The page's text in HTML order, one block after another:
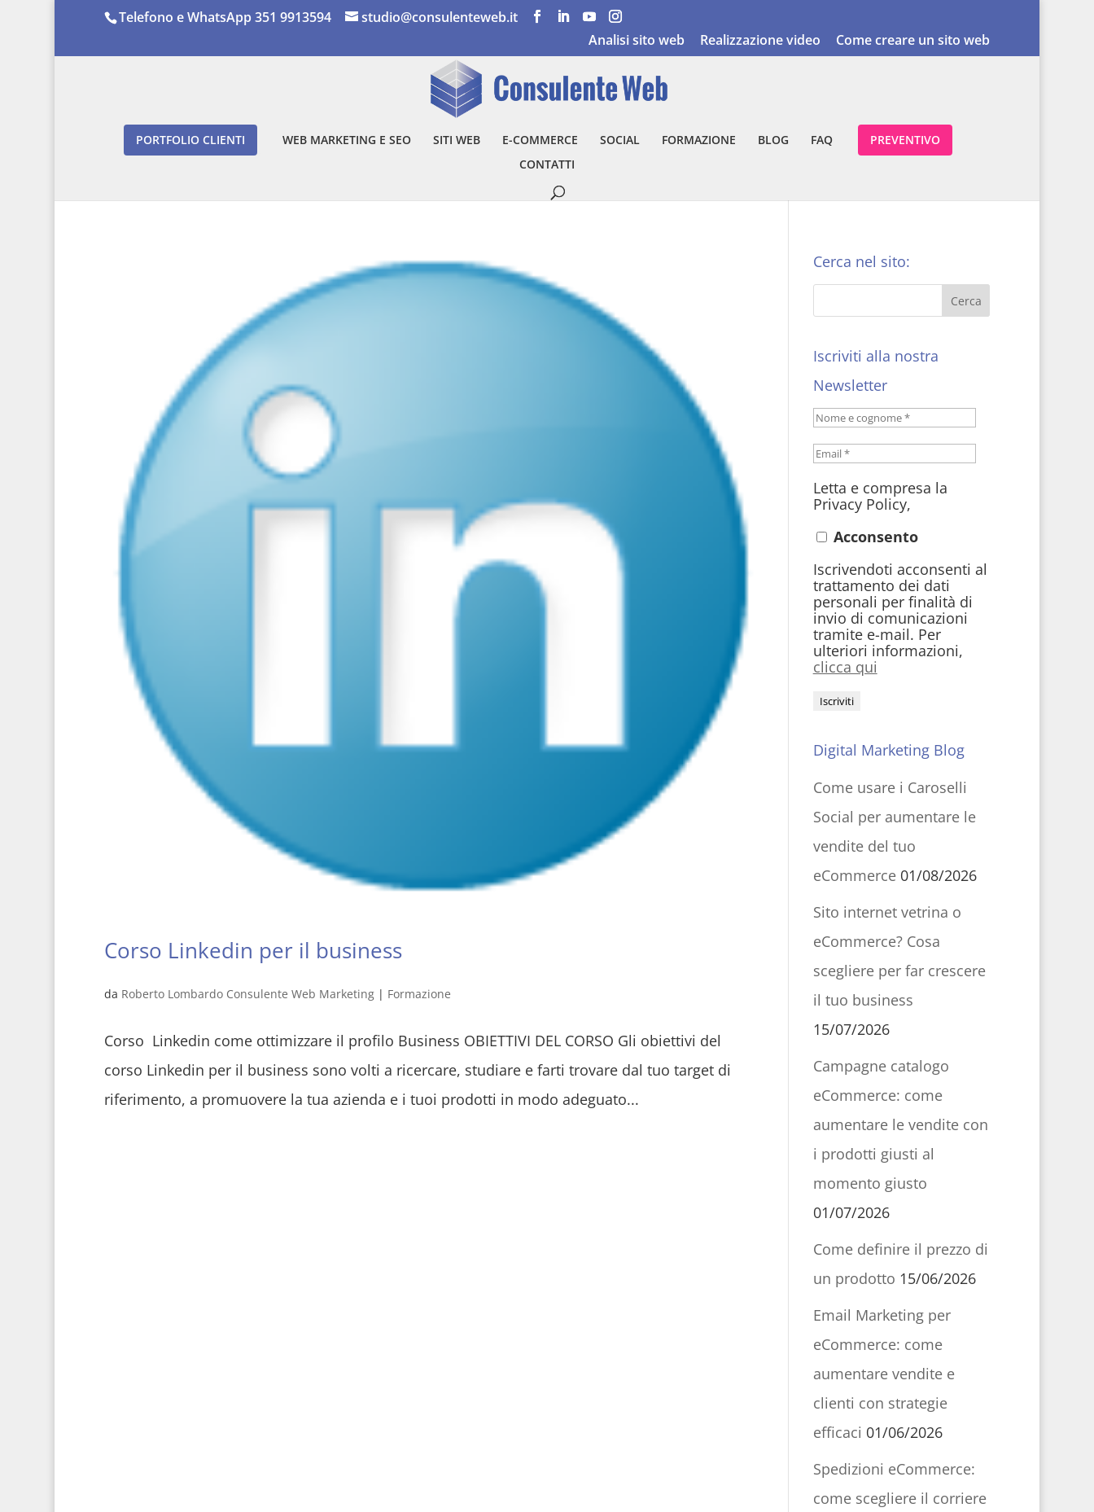
Telefono e WhatsApp 351 9913594
studio@consulenteweb.it
Analisi sito web
Realizzazione video Come creare un sito web
PORTFOLIO CLIENTI WEB MARKETING E SEO SITI WEB E-COMMERCE SOCIAL FORMAZIONE BLOG FAQ
PREVENTIVO
CONTATTI
Corso Linkedin per il business
da Roberto Lombardo Consulente Web Marketing| Formazione
Corso Linkedin come ottimizzare il profilo Business OBIETTIVI DEL CORSO Gli obiettivi del
corso Linkedin per il business sono volti a ricercare, studiare e farti trovare dal tuo target di
riferimento, a promuovere la tua azienda e i tuoi prodotti in modo adeguato...
Cerca nel sito:
Iscriviti alla nostra
Newsletter
Letta e compresa la
Privacy Policy,
Acconsento
Iscrivendoti acconsenti al
trattamento dei dati
personali per finalità di
invio di comunicazioni
tramite e-mail. Per
ulteriori informazioni,
clicca qui
Digital Marketing Blog
Come usare i Caroselli
Social per aumentare le
vendite del tuo
eCommerce 01/08/2026
Sito internet vetrina o
eCommerce? Cosa
scegliere per far crescere
il tuo business
15/07/2026
Campagne catalogo
eCommerce: come
aumentare le vendite con
i prodotti giusti al
momento giusto
01/07/2026
Come definire il prezzo di
un prodotto 15/06/2026
Email Marketing per
eCommerce: come
aumentare vendite e
clienti con strategie
efficaci 01/06/2026
Spedizioni eCommerce:
come scegliere il corriere